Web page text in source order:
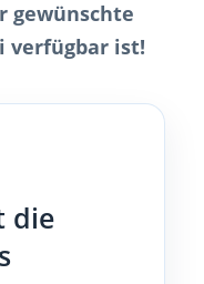
gewünschte
verfügbar ist!
die